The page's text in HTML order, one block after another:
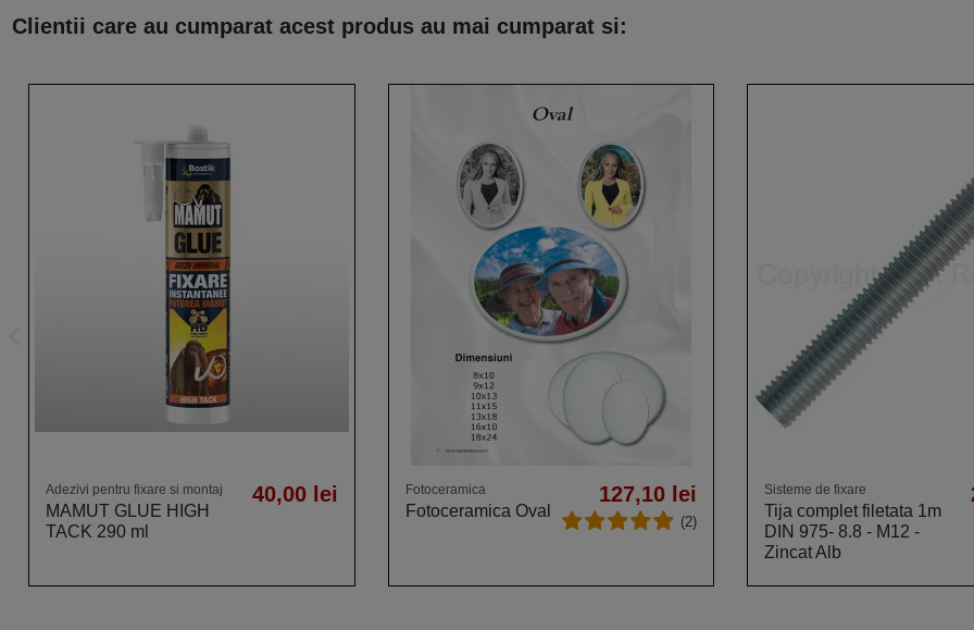
Clientii care au cumparat acest produs au mai cumparat si:
Adezivi pentru fixare si montaj
MAMUT GLUE HIGH
TACK 290 ml
40,00 lei Fotoceramica
Fotoceramica Oval
127,10 lei
(2)
Sisteme de fixare
Tija complet filetata 1m
DIN 975- 8.8 - M12 -
Zincat Alb